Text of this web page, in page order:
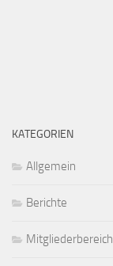
KATEGORIEN
Allgemein
Berichte
Mitgliederbereich